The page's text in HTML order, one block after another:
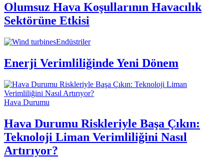
Olumsuz Hava Koşullarının Havacılık
Sektörüne Etkisi
Endüstriler
Enerji Verimliliğinde Yeni Dönem
Hava Durumu
Hava Durumu Riskleriyle Başa Çıkın:
Teknoloji Liman Verimliliğini Nasıl
Artırıyor?